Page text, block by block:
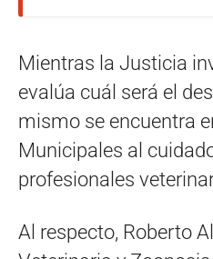
Mientras la Justicia
evalúa cuál será el
mismo se encuentra
Municipales al
profesionales
Al respecto, Roberto